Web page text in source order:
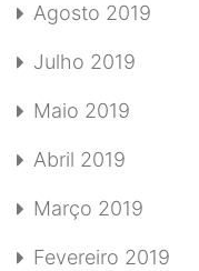
Agosto 2019
Julho 2019
Maio 2019
Abril 2019
Março 2019
Fevereiro 2019